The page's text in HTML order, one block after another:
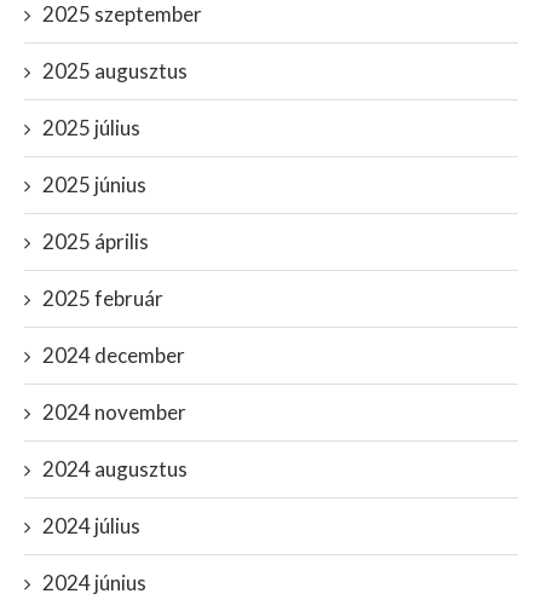
2025 szeptember
2025 augusztus
2025 július
2025 június
2025 április
2025 február
2024 december
2024 november
2024 augusztus
2024 július
2024 június